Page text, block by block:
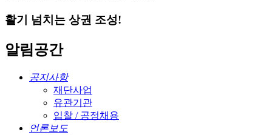
활기 넘치는 상권 조성!
알림공간
공지사항
재단사업
유관기관
입찰 / 공정채용
언론보도